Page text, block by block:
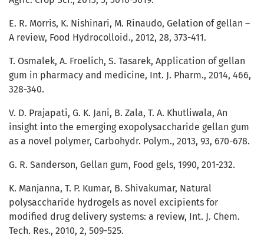
E. R. Morris, K. Nishinari, M. Rinaudo, Gelation of gellan –
A review, Food Hydrocolloid., 2012, 28, 373-411.
T. Osmalek, A. Froelich, S. Tasarek, Application of gellan
gum in pharmacy and medicine, Int. J. Pharm., 2014, 466,
328-340.
V. D. Prajapati, G. K. Jani, B. Zala, T. A. Khutliwala, An
insight into the emerging exopolysaccharide gellan gum
as a novel polymer, Carbohydr. Polym., 2013, 93, 670-678.
G. R. Sanderson, Gellan gum, Food gels, 1990, 201-232.
K. Manjanna, T. P. Kumar, B. Shivakumar, Natural
polysaccharide hydrogels as novel excipients for
modified drug delivery systems: a review, Int. J. Chem.
Tech. Res., 2010, 2, 509-525.